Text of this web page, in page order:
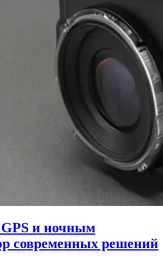
и ночным
современных решений